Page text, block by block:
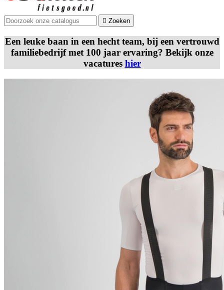
 Zoeken
Een leuke baan in een hecht team, bij een vertrouwd
familiebedrijf met 100 jaar ervaring? Bekijk onze
vacatures hier